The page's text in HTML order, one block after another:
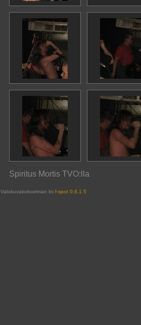
Spiritus Mortis TVO:lla
Valokuvakokoelman loi f-spot 0.6.1.5